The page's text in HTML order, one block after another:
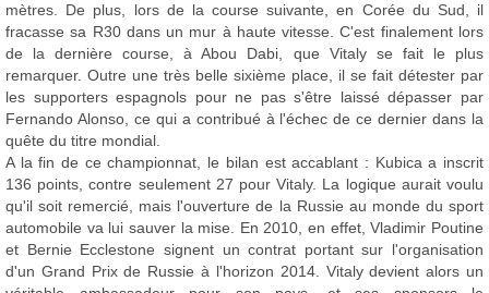
mètres. De plus, lors de la course suivante, en Corée du Sud, il
fracasse sa R30 dans un mur à haute vitesse. C'est finalement lors
de la dernière course, à Abou Dabi, que Vitaly se fait le plus
remarquer. Outre une très belle sixième place, il se fait détester par
les supporters espagnols pour ne pas s'être laissé dépasser par
Fernando Alonso, ce qui a contribué à l'échec de ce dernier dans la
quête du titre mondial.
A la fin de ce championnat, le bilan est accablant : Kubica a inscrit
136 points, contre seulement 27 pour Vitaly. La logique aurait voulu
qu'il soit remercié, mais l'ouverture de la Russie au monde du sport
automobile va lui sauver la mise. En 2010, en effet, Vladimir Poutine
et Bernie Ecclestone signent un contrat portant sur l'organisation
d'un Grand Prix de Russie à l'horizon 2014. Vitaly devient alors un